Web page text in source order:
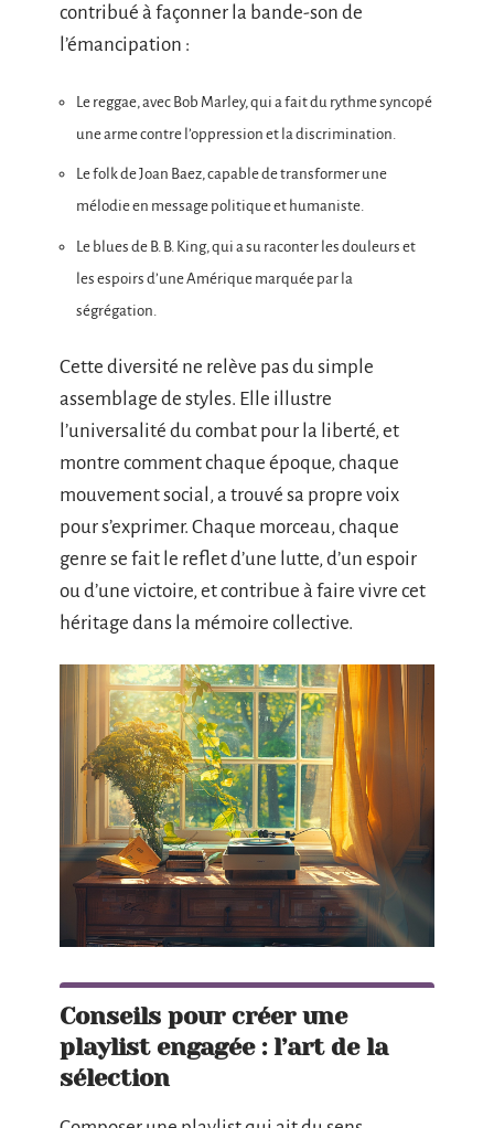
contribué à façonner la bande-son de
l’émancipation :
Le reggae, avec Bob Marley, qui a fait du rythme syncopé
une arme contre l’oppression et la discrimination.
Le folk de Joan Baez, capable de transformer une
mélodie en message politique et humaniste.
Le blues de B. B. King, qui a su raconter les douleurs et
les espoirs d’une Amérique marquée par la
ségrégation.
Cette diversité ne relève pas du simple
assemblage de styles. Elle illustre
l’universalité du combat pour la liberté, et
montre comment chaque époque, chaque
mouvement social, a trouvé sa propre voix
pour s’exprimer. Chaque morceau, chaque
genre se fait le reflet d’une lutte, d’un espoir
ou d’une victoire, et contribue à faire vivre cet
héritage dans la mémoire collective.
Conseils pour créer une
playlist engagée : l’art de la
sélection